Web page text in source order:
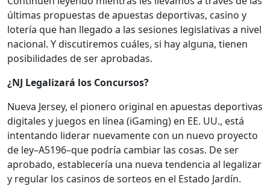
últi­mas prop­ues­tas de apues­tas deporti­vas, casi­no y
lotería que han lle­ga­do a las sesiones leg­isla­ti­vas a niv­el
nacional. Y dis­cu­tire­mos cuáles, si hay algu­na, tienen
posi­bil­i­dades de ser aprobadas.
¿NJ Legalizará los Con­cur­sos?
Nue­va Jer­sey, el pio­nero orig­i­nal en apues­tas deporti­vas
dig­i­tales y jue­gos en línea (iGam­ing) en EE. UU., está
inten­tan­do lid­er­ar nue­va­mente con un nue­vo proyec­to
de ley–A5196–que podría cam­biar las cosas. De ser
aproba­do, estable­cería una nue­va ten­den­cia al legalizar
y reg­u­lar los casi­nos de sor­te­os en el Esta­do Jardín.